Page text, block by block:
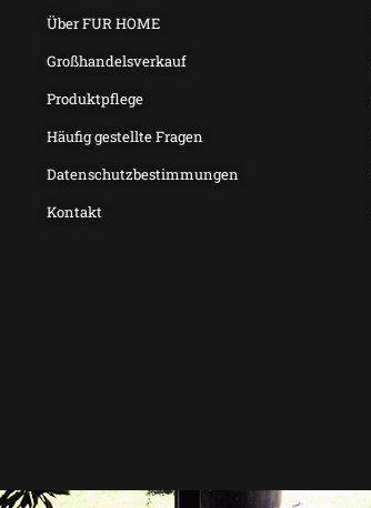
Über FUR HOME
Großhandelsverkauf
Produktpflege
Häufig gestellte Fragen
Datenschutzbestimmungen
Kontakt